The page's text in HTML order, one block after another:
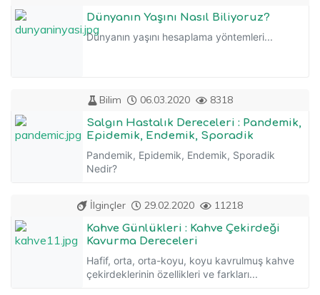
Dünyanın Yaşını Nasıl Biliyoruz?
Dünyanın yaşını hesaplama yöntemleri...
Bilim 06.03.2020 8318
Salgın Hastalık Dereceleri : Pandemik,
Epidemik, Endemik, Sporadik
Pandemik, Epidemik, Endemik, Sporadik
Nedir?
İlginçler 29.02.2020 11218
Kahve Günlükleri : Kahve Çekirdeği
Kavurma Dereceleri
Hafif, orta, orta-koyu, koyu kavrulmuş kahve
çekirdeklerinin özellikleri ve farkları...